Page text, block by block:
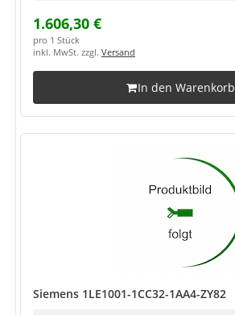
1.606,30 €
pro 1 Stück
inkl. MwSt. zzgl. Versand
In den Warenkorb
Siemens 1LE1001-1CC32-1AA4-ZY82